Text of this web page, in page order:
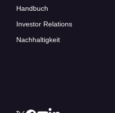
Handbuch
Investor Relations
Nachhaltigkeit